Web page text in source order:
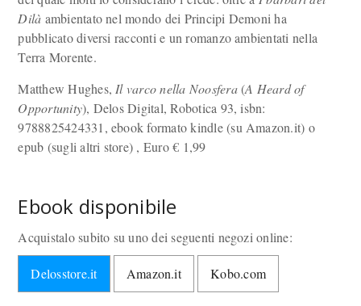
Dilà ambientato nel mondo dei Principi Demoni ha
pubblicato diversi racconti e un romanzo ambientati nella
Terra Morente.
Matthew Hughes, Il varco nella Noosfera(A Heard of
Opportunity), Delos Digital, Robotica 93, isbn:
9788825424331, ebook formato kindle (su Amazon.it) o
epub (sugli altri store) , Euro€ 1,99
Ebook disponibile
Acquistalo subito su uno dei seguenti negozi online:
Delosstore.it Amazon.it Kobo.com